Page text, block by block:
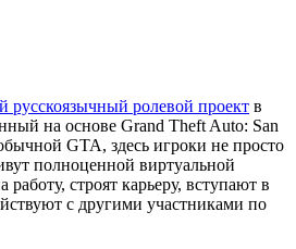
русскоязычный ролевой проект в
на основе Grand Theft Auto: San
GTA, здесь игроки не просто
полноценной виртуальной
строят карьеру, вступают в
с другими участниками по